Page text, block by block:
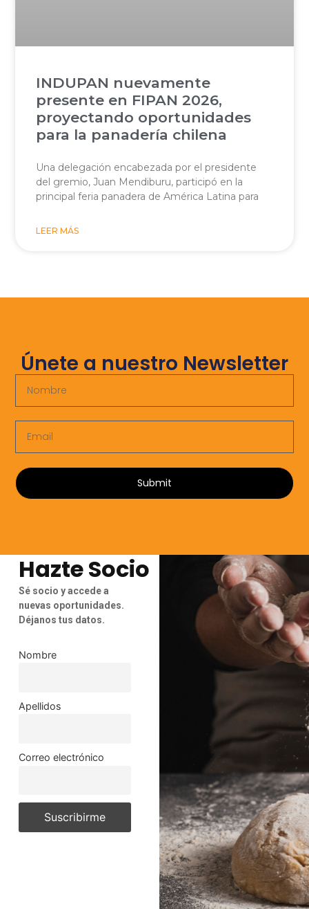
INDUPAN nuevamente
presente en FIPAN 2026,
proyectando oportunidades
para la panadería chilena
Una delegación encabezada por el presidente
del gremio, Juan Mendiburu, participó en la
principal feria panadera de América Latina para
LEER MÁS
Únete a nuestro Newsletter
Submit
Hazte Socio
Sé socio y accede a
nuevas oportunidades.
Déjanos tus datos.
Nombre
Apellidos
Correo electrónico